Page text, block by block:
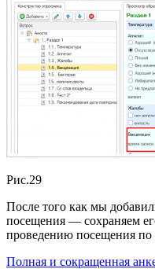
Рис.29
После того как мы
посещения — сохраняем
проведению посещения по
Полная и сокращенная